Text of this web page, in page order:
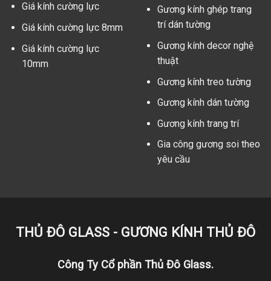
Giá kính cường lực
Giá kính cường lực 8mm
Giá kính cường lực
10mm
Gương kính ghép trang
trí dán tường
Gương kính decor nghệ
thuật
Gương kính treo tường
Gương kính dán tường
Gương kính trang trí
Gia công gương soi theo
yêu cầu
THỦ ĐÔ GLASS - GƯƠNG KÍNH THỦ ĐÔ
Công Ty Cổ phần Thủ Đô Glass.